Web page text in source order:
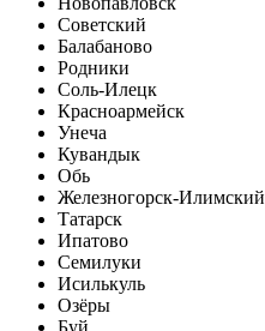
Советский
Балабаново
Родники
Соль-Илецк
Красноармейск
Унеча
Кувандык
Обь
Железногорск-Илимский
Татарск
Ипатово
Семилуки
Исилькуль
Озёры